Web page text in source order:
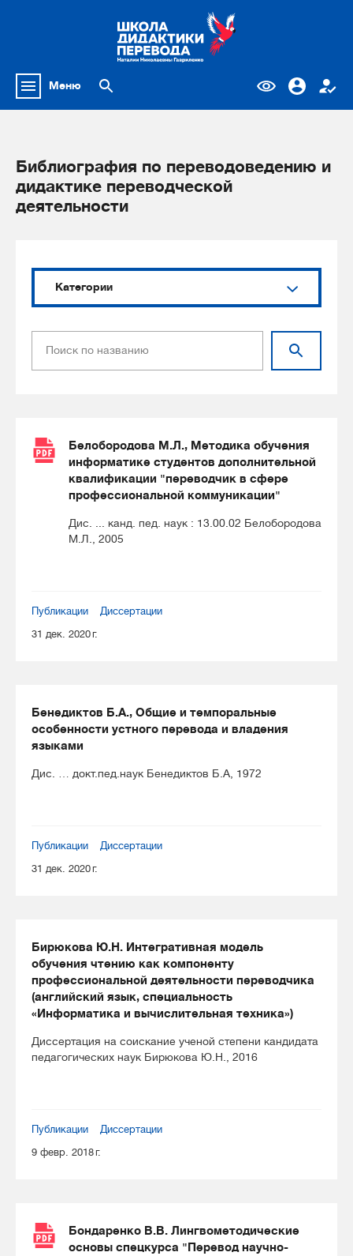
Меню
Библиография по переводоведению и
дидактике переводческой
деятельности
Категории
Белобородова М.Л., Методика обучения
информатике студентов дополнительной
квалификации "переводчик в сфере
профессиональной коммуникации"
Дис. ... канд. пед. наук : 13.00.02 Белобородова
М.Л., 2005
Публикации
Диссертации
31 дек. 2020 г.
Бенедиктов Б.А., Общие и темпоральные
особенности устного перевода и владения
языками
Дис. … докт.пед.наук Бенедиктов Б.А, 1972
Публикации
Диссертации
31 дек. 2020 г.
Бирюкова Ю.Н. Интегративная модель
обучения чтению как компоненту
профессиональной деятельности переводчика
(английский язык, специальность
«Информатика и вычислительная техника»)
Диссертация на соискание ученой степени кандидата
педагогических наук Бирюкова Ю.Н., 2016
Публикации
Диссертации
9 февр. 2018 г.
Бондаренко В.В. Лингвометодические
основы спецкурса "Перевод научно-